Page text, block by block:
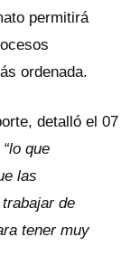
permitirá
ordenada.
detalló el 07
“lo que
las
de
tener muy